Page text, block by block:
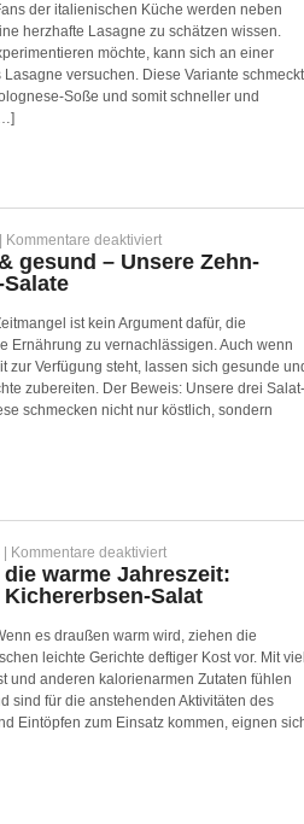
Lachs
Lasagne
der italienischen Küche werden neben
herzhafte Lasagne zu schätzen wissen.
möchte, kann sich an einer
versuchen. Diese Variante schmeckt
Soße und somit schneller und
Kommentare deaktiviertfür
Schnell
&
Zehn-
Minuten-
Salate
gesund – Unsere Zehn-
ist kein Argument dafür, die
Ernährung zu vernachlässigen. Auch wenn
zur Verfügung steht, lassen sich gesunde
zubereiten. Der Beweis: Unsere drei Salat-
schmecken nicht nur köstlich, sondern
Kommentare deaktiviertfür
Ideal
für
die
Leichter
Kichererbsen-
Salat
warme Jahreszeit:
Salat
es draußen warm wird, ziehen die
leichte Gerichte deftiger Kost vor. Mit viel
und anderen kalorienarmen Zutaten fühlen
sind für die anstehenden Aktivitäten des
Eintöpfen zum Einsatz kommen, eignen